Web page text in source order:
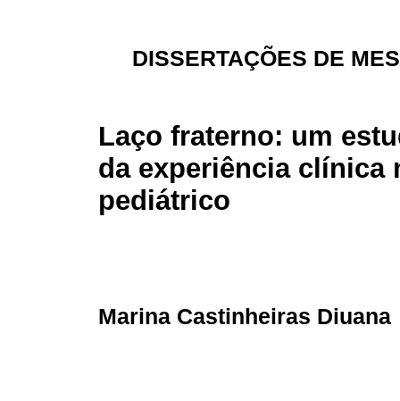
DISSERTAÇÕES DE
Laço fraterno: um
da experiência clínica
pediátrico
Marina Castinheiras Diuana